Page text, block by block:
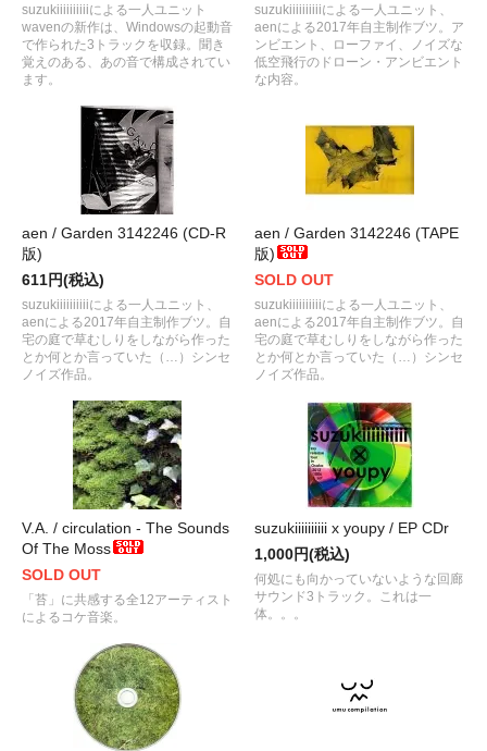
suzukiiiiiiiiiiによる一人ユニット
wavenの新作は、Windowsの起動音
で作られた3トラックを収録。聞き
覚えのある、あの音で構成されてい
ます。
suzukiiiiiiiiiiによる一人ユニット、
aenによる2017年自主制作ブツ。ア
ンビエント、ローファイ、ノイズな
低空飛行のドローン・アンビエント
な内容。
aen / Garden 3142246 (CD-R
版)
611円(税込)
suzukiiiiiiiiiiによる一人ユニット、
aenによる2017年自主制作ブツ。自
宅の庭で草むしりをしながら作った
とか何とか言っていた（…）シンセ
ノイズ作品。
aen / Garden 3142246 (TAPE
版)
SOLD OUT
suzukiiiiiiiiiiによる一人ユニット、
aenによる2017年自主制作ブツ。自
宅の庭で草むしりをしながら作った
とか何とか言っていた（…）シンセ
ノイズ作品。
V.A. / circulation - The Sounds
Of The Moss
SOLD OUT
「苔」に共感する全12アーティスト
によるコケ音楽。
suzukiiiiiiiiii x youpy / EP CDr
1,000円(税込)
何処にも向かっていないような回廊
サウンド3トラック。これは一
体。。。